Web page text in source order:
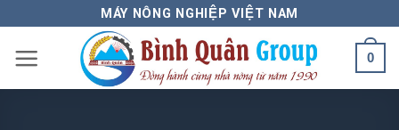
nội
dung
MÁY NÔNG NGHIỆP VIỆT NAM
0